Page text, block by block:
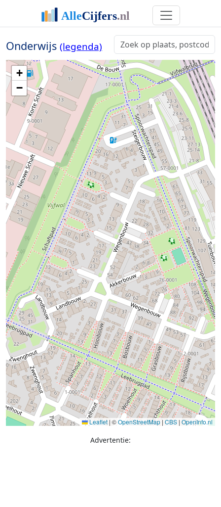
Onderwijs (legenda)
+
−
Leaflet |©OpenStreetMap | CBS | OpenInfo.nl
Advertentie: